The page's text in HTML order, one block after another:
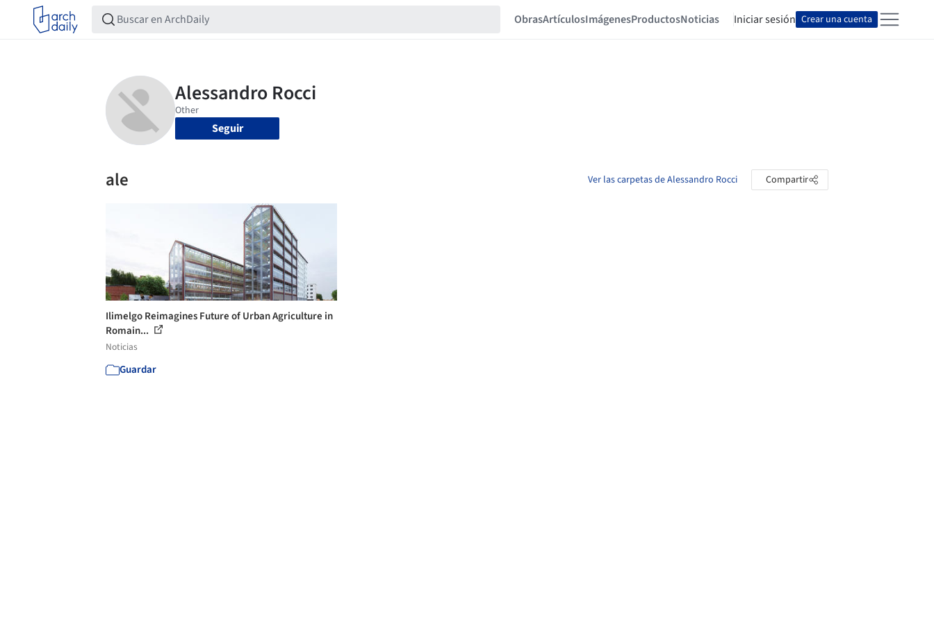
ObrasArtículosImágenesProductosNoticias Iniciar sesión Crear una cuenta
Seguir
ale Ver las carpetas de Alessandro Rocci Compartir
Ilimelgo Reimagines Future of Urban Agriculture in
Romain...
Noticias
Guardar